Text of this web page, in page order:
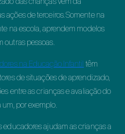
ações de terceiros. Somente na
na escola, aprendem modelos
outras pessoas.
na Educação Infantil têm
de situações de aprendizado,
entre as crianças e avaliação do
por exemplo.
educadores ajudam as crianças a